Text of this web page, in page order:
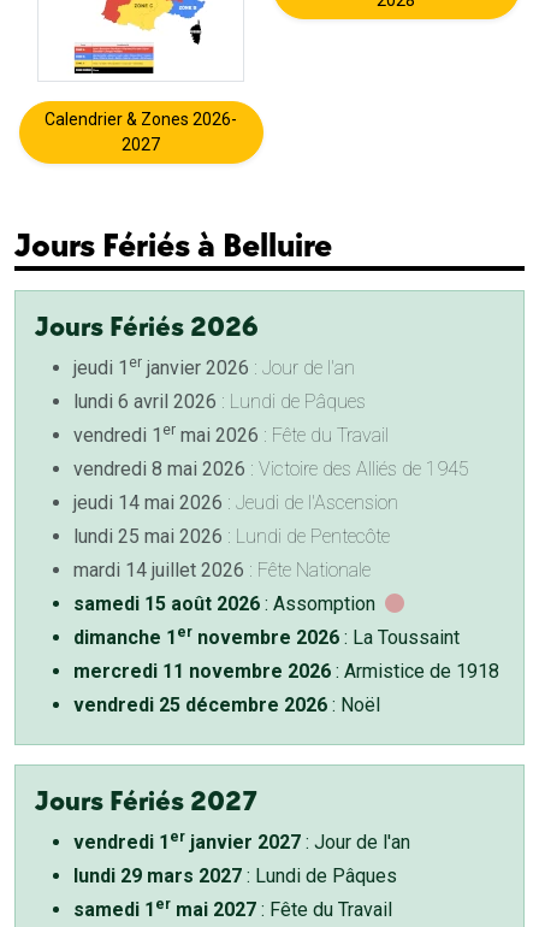
Calendrier & Zones 2026-
2027
Jours Fériés à Belluire
Jours Fériés 2026
jeudi 1 er janvier 2026 : Jour de l'an
lundi 6 avril 2026 : Lundi de Pâques
vendredi 1 er mai 2026 : Fête du Travail
vendredi 8 mai 2026 : Victoire des Alliés de 1945
jeudi 14 mai 2026 : Jeudi de l'Ascension
lundi 25 mai 2026 : Lundi de Pentecôte
mardi 14 juillet 2026 : Fête Nationale
samedi 15 août 2026 : Assomption
dimanche 1 er novembre 2026 : La Toussaint
mercredi 11 novembre 2026 : Armistice de 1918
vendredi 25 décembre 2026 : Noël
Jours Fériés 2027
vendredi 1 er janvier 2027 : Jour de l'an
lundi 29 mars 2027 : Lundi de Pâques
samedi 1 er mai 2027 : Fête du Travail